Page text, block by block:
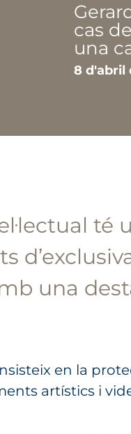
cas
una
8 d'abril
té
una
en la
artístics i